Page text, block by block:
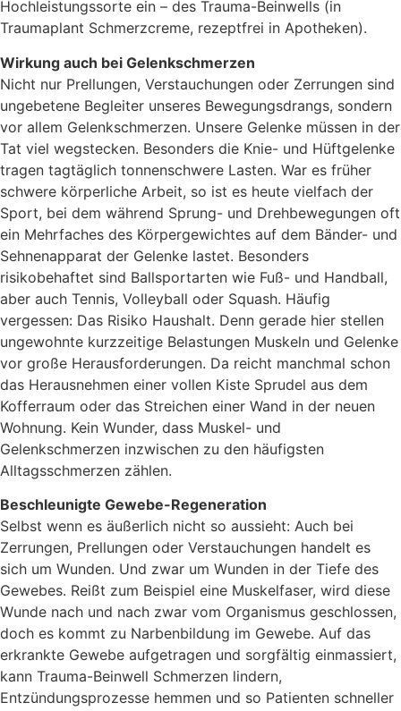
Hochleistungssorte ein – des Trauma-Beinwells (in
Traumaplant Schmerzcreme, rezeptfrei in Apotheken).
Wirkung auch bei Gelenkschmerzen
Nicht nur Prellungen, Verstauchungen oder Zerrungen sind
ungebetene Begleiter unseres Bewegungsdrangs, sondern
vor allem Gelenkschmerzen. Unsere Gelenke müssen in der
Tat viel wegstecken. Besonders die Knie- und Hüftgelenke
tragen tagtäglich tonnenschwere Lasten. War es früher
schwere körperliche Arbeit, so ist es heute vielfach der
Sport, bei dem während Sprung- und Drehbewegungen oft
ein Mehrfaches des Körpergewichtes auf dem Bänder- und
Sehnenapparat der Gelenke lastet. Besonders
risikobehaftet sind Ballsportarten wie Fuß- und Handball,
aber auch Tennis, Volleyball oder Squash. Häufig
vergessen: Das Risiko Haushalt. Denn gerade hier stellen
ungewohnte kurzzeitige Belastungen Muskeln und Gelenke
vor große Herausforderungen. Da reicht manchmal schon
das Herausnehmen einer vollen Kiste Sprudel aus dem
Kofferraum oder das Streichen einer Wand in der neuen
Wohnung. Kein Wunder, dass Muskel- und
Gelenkschmerzen inzwischen zu den häufigsten
Alltagsschmerzen zählen.
Beschleunigte Gewebe-Regeneration
Selbst wenn es äußerlich nicht so aussieht: Auch bei
Zerrungen, Prellungen oder Verstauchungen handelt es
sich um Wunden. Und zwar um Wunden in der Tiefe des
Gewebes. Reißt zum Beispiel eine Muskelfaser, wird diese
Wunde nach und nach zwar vom Organismus geschlossen,
doch es kommt zu Narbenbildung im Gewebe. Auf das
erkrankte Gewebe aufgetragen und sorgfältig einmassiert,
kann Trauma-Beinwell Schmerzen lindern,
Entzündungsprozesse hemmen und so Patienten schneller